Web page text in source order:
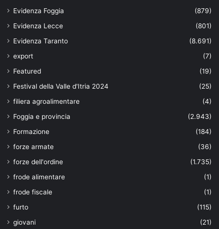
Evidenza Foggia
(879)
Evidenza Lecce
(801)
Evidenza Taranto
(8.691)
export
(7)
Featured
(19)
Festival della Valle d'Itria 2024
(25)
filiera agroalimentare
(4)
Foggia e provincia
(2.943)
Formazione
(184)
forze armate
(36)
forze dell'ordine
(1.735)
frode alimentare
(1)
frode fiscale
(1)
furto
(115)
giovani
(21)